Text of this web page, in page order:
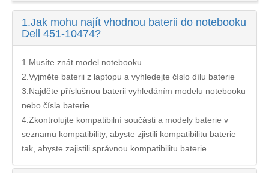
1.Jak mohu najít vhodnou baterii do notebooku
Dell 451-10474?
1.Musíte znát model notebooku
2.Vyjměte baterii z laptopu a vyhledejte číslo dílu baterie
3.Najděte příslušnou baterii vyhledáním modelu notebooku
nebo čísla baterie
4.Zkontrolujte kompatibilní součásti a modely baterie v
seznamu kompatibility, abyste zjistili kompatibilitu baterie
tak, abyste zajistili správnou kompatibilitu baterie